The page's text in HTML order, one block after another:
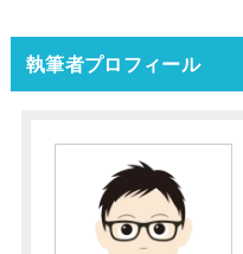
執筆者プロフィール